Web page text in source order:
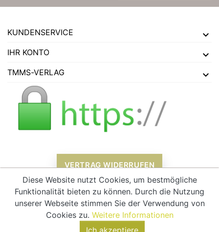
KUNDENSERVICE
IHR KONTO
TMMS-VERLAG
VERTRAG WIDERRUFEN
Alle Preise verstehen sich inklusive Mehrwertsteuer und zzgl.
Versandkosten
Diese Website nutzt Cookies, um bestmögliche
Funktionalität bieten zu können. Durch die Nutzung
unserer Webseite stimmen Sie der Verwendung von
Cookies zu. Weitere Informationen
Ich akzeptiere